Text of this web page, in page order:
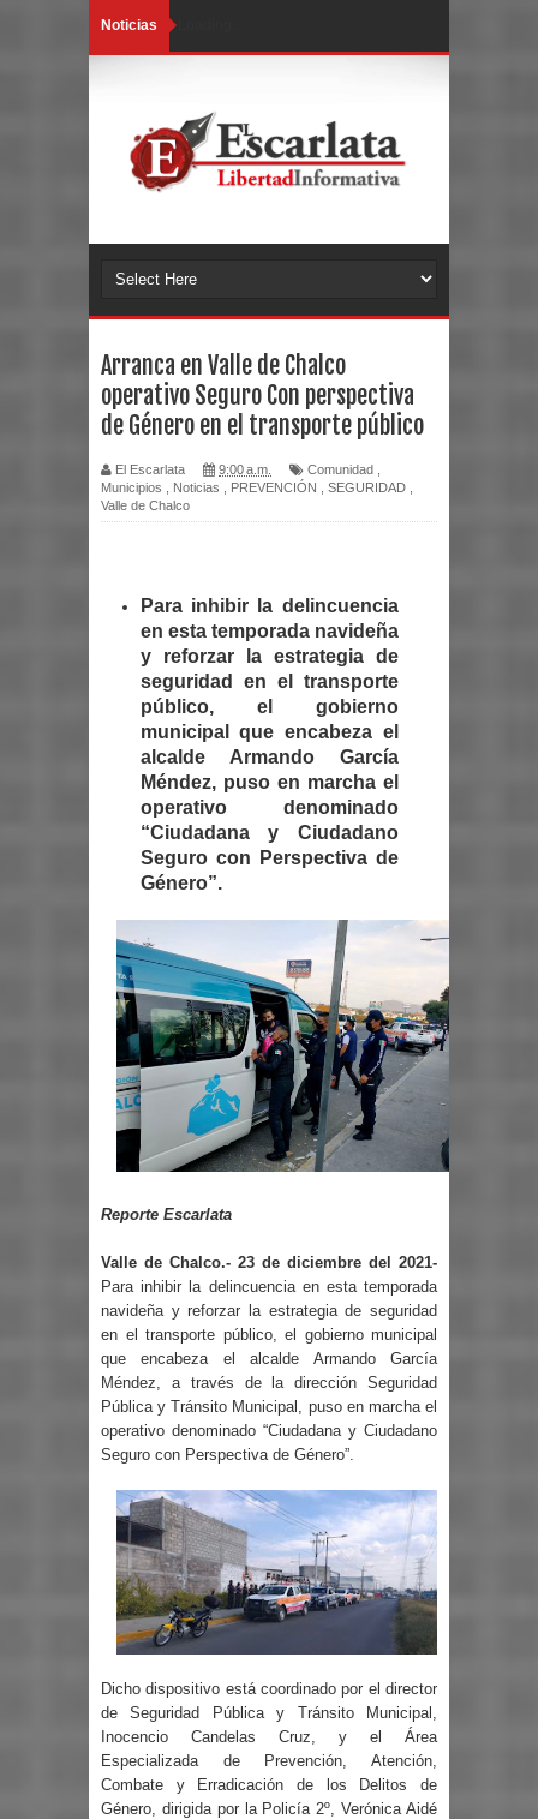
Noticias
Arranca en Valle de Chalco
operativo Seguro Con perspectiva
de Género en el transporte público
El Escarlata 9:00 a.m. Comunidad
Municipios
Noticias PREVENCIÓN SEGURIDAD
Valle de Chalco
Para inhibir la delincuencia
en esta temporada navideña
y reforzar la estrategia de
seguridad en el transporte
público, el gobierno
municipal que encabeza el
alcalde Armando García
Méndez, puso en marcha el
operativo denominado
“Ciudadana y Ciudadano
Seguro con Perspectiva de
Género”.
Reporte Escarlata
Valle de Chalco.- 23 de diciembre del 2021-
Para inhibir la delincuencia en esta temporada
navideña y reforzar la estrategia de seguridad
en el transporte público, el gobierno municipal
que encabeza el alcalde Armando García
Méndez, a través de la dirección Seguridad
Pública y Tránsito Municipal, puso en marcha el
operativo denominado “Ciudadana y Ciudadano
Seguro con Perspectiva de Género”.
Dicho dispositivo está coordinado por el director
de Seguridad Pública y Tránsito Municipal,
Inocencio Candelas Cruz, y el Área
Especializada de Prevención, Atención,
Combate y Erradicación de los Delitos de
Género, dirigida por la Policía 2º, Verónica Aidé